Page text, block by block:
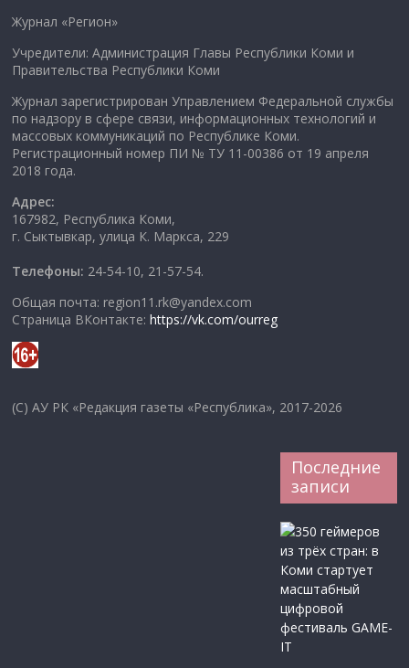
Журнал «Регион»
Учредители: Администрация Главы Республики Коми и
Правительства Республики Коми
Журнал зарегистрирован Управлением Федеральной службы
по надзору в сфере связи, информационных технологий и
массовых коммуникаций по Республике Коми.
Регистрационный номер ПИ № ТУ 11-00386 от 19 апреля
2018 года.
Адрес:
167982, Республика Коми,
г. Сыктывкар, улица К. Маркса, 229
Телефоны: 24-54-10, 21-57-54.
Общая почта: region11.rk@yandex.com
Страница ВКонтакте:https://vk.com/ourreg
(C) АУ РК «Редакция газеты «Республика», 2017-2026
Последние
записи